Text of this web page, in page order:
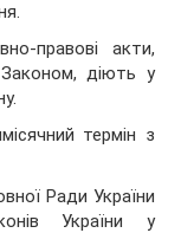
правові акти,
діють у
термін з
Ради України
України у